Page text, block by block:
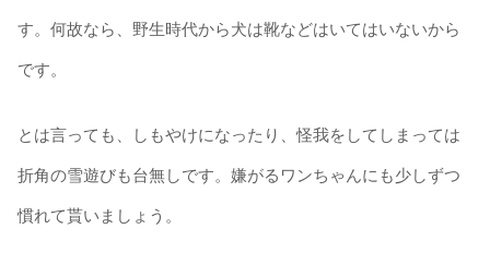
す。何故なら、野生時代から犬は靴などはいてはいないから
です。
とは言っても、しもやけになったり、怪我をしてしまっては
折角の雪遊びも台無しです。嫌がるワンちゃんにも少しずつ
慣れて貰いましょう。